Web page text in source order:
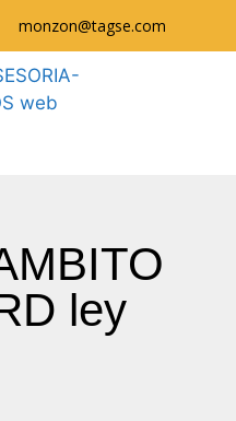
monzon@tagse.com
ley